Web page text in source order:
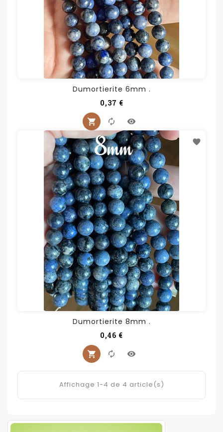
Dumortierite 6mm .
0,37 €Prix
Dumortierite 8mm .
0,46 €
Affichage 1-4 de 4 article(s)